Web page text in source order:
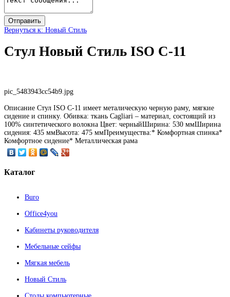
Вернуться к: Новый Стиль
Стул Новый Стиль ISO С-11
pic_5483943cc54b9.jpg
Описание Стул ISO С-11 имеет металическую черную раму, мягкие
сидение и спинку. Обивка: ткань Сagliari – материал, состоящий из
100% синтетического волокна Цвет: черныйШирина: 530 ммШирина
сидения: 435 ммВысота: 475 ммПреимущества:* Комфортная спинка*
Комфортное сидение* Металлическая рама
Каталог
Buro
Office4you
Кабинеты руководителя
Мебельные сейфы
Мягкая мебель
Новый Стиль